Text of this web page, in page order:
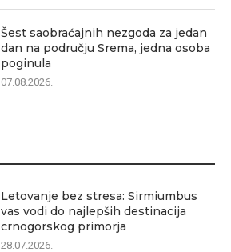
Šest saobraćajnih nezgoda za jedan
dan na području Srema, jedna osoba
poginula
07.08.2026.
Letovanje bez stresa: Sirmiumbus
vas vodi do najlepših destinacija
crnogorskog primorja
28.07.2026.